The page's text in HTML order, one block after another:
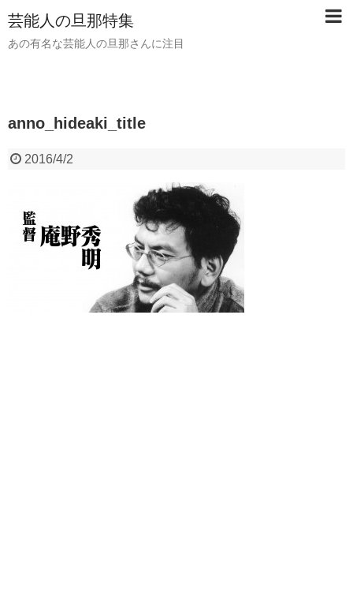
芸能人の旦那特集
あの有名な芸能人の旦那さんに注目
anno_hideaki_title
2016/4/2